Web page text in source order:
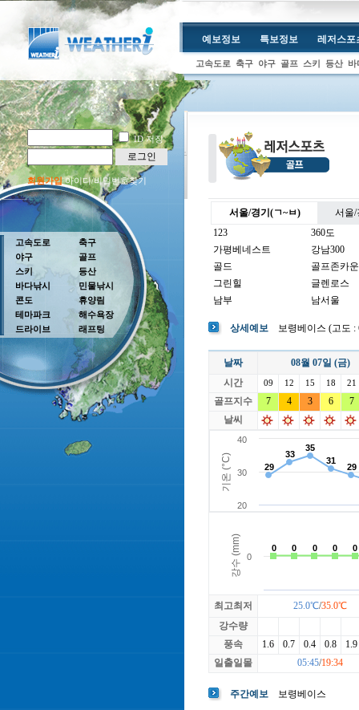
ID 저장
로그인
회원가입아이디/비밀번호찾기
예보정보 특보정보 레저스포
고속도로 축구 야구 골프 스키 등산 바
고속도로
야구
스키
바다낚시
콘도
테마파크
드라이브
축구
골프
등산
민물낚시
휴양림
해수욕장
래프팅
서울/경기(ㄱ~ㅂ)
서울/
123
360도
가평베네스트
강남300
골드
골프존카
그린힐
글렌로스
남부
남서울
뉴코리아
더반
더크로스비
더헤븐
라싸
락가든
로제비앙
루트52
마에스트로
마이다스
베뉴지
베르힐영종
블랙스톤GC이천
빅토리아
상세예보 보령베이스 (고도 :
날짜
08월 07일 (금)
시간
09 12 15 18 21
골프지수 7 4 3 6
7
날씨
최고최저 25.0℃/35.0℃
강수량
풍속
1.6 0.7 0.4 0.8
1.9
일출일몰
05:45/19:34
주간예보 보령베이스